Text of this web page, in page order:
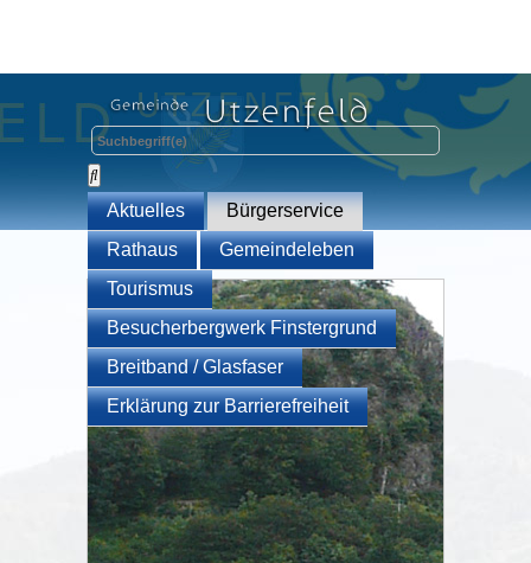
Aktuelles
Bürgerservice
Rathaus
Gemeindeleben
Tourismus
Besucherbergwerk Finstergrund
Breitband / Glasfaser
Erklärung zur Barrierefreiheit